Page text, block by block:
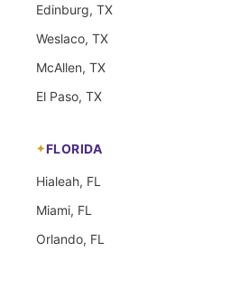
Edinburg, TX
Weslaco, TX
McAllen, TX
El Paso, TX
FLORIDA
Hialeah, FL
Miami, FL
Orlando, FL